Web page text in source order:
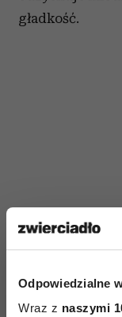
Odpowiedzialne
Wraz z naszymi
gładkość.